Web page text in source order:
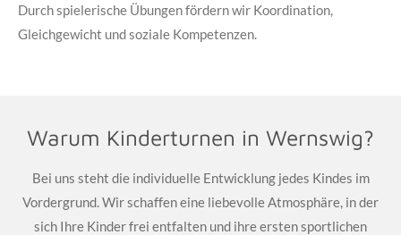
Durch spielerische Übungen fördern wir Koordination,
Gleichgewicht und soziale Kompetenzen.
Warum Kinderturnen in Wernswig?
Bei uns steht die individuelle Entwicklung jedes Kindes im
Vordergrund. Wir schaffen eine liebevolle Atmosphäre, in der
sich Ihre Kinder frei entfalten und ihre ersten sportlichen